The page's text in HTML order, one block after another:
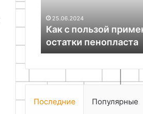
18.11.2025
Армированная лента
Последние Популярные